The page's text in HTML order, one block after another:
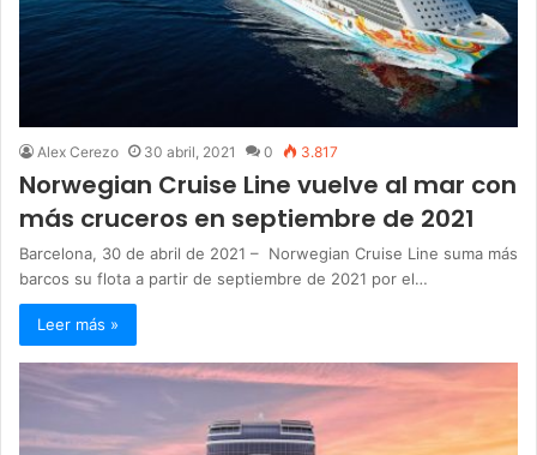
Alex Cerezo 30 abril, 2021 0 3.817
Norwegian Cruise Line vuelve al mar con
más cruceros en septiembre de 2021
Barcelona, 30 de abril de 2021 – Norwegian Cruise Line suma más
barcos su flota a partir de septiembre de 2021 por el…
Leer más »